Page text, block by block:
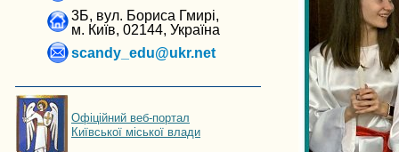
3Б, вул. Бориса Гмирі,
м. Київ, 02144, Україна
scandy_edu@ukr.net
Офіційний веб-портал
Київської міської влади